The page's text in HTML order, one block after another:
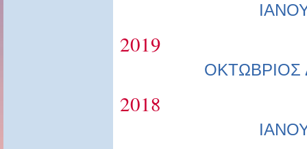
2019
ΟΚΤΩΒΡΙΟΣ
2018